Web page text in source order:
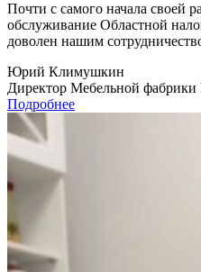
Почти с самого начала своей
обслуживание Областной
доволен нашим
Юрий Климушкин
Директор Мебельной
Подробнее